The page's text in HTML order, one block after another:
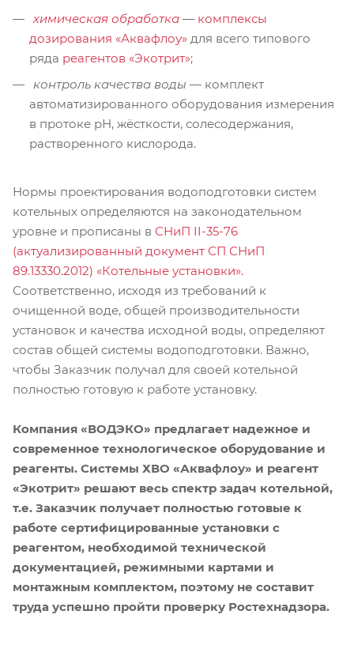
химическая обработка — комплексы
дозирования «Аквафлоу» для всего типового
ряда реагентов «Экотрит»;
контроль качества воды — комплект
автоматизированного оборудования измерения
в протоке рН, жёсткости, солесодержания,
растворенного кислорода.
Нормы проектирования водоподготовки систем
котельных определяются на законодательном
уровне и прописаны в СНиП II-35-76
(актуализированный документ СП СНиП
89.13330.2012) «Котельные установки».
Соответственно, исходя из требований к
очищенной воде, общей производительности
установок и качества исходной воды, определяют
состав общей системы водоподготовки. Важно,
чтобы Заказчик получал для своей котельной
полностью готовую к работе установку.
Компания «ВОДЭКО» предлагает надежное и
современное технологическое оборудование и
реагенты. Системы ХВО «Аквафлоу» и реагент
«Экотрит» решают весь спектр задач котельной,
т.е. Заказчик получает полностью готовые к
работе сертифицированные установки с
реагентом, необходимой технической
документацией, режимными картами и
монтажным комплектом, поэтому не составит
труда успешно пройти проверку Ростехнадзора.